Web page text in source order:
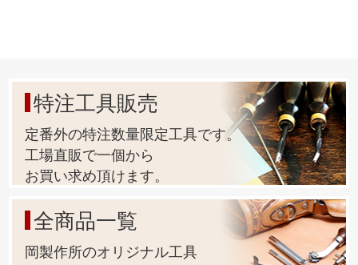
特注工具販売
定番外の特注数量限定工具です。
工場直販で一個から
お買い求め頂けます。
全商品一覧
岡製作所のオリジナル工具